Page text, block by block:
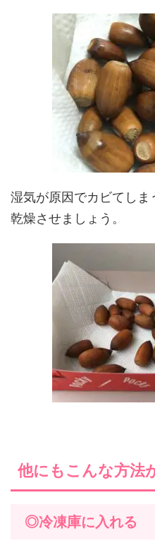
湿気が原因でカビてし
乾燥させましょう。
他にもこんな方法
◎冷凍庫に入れる